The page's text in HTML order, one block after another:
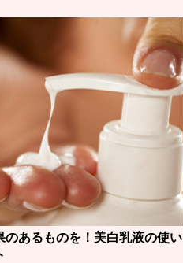
のあるものを！美白乳液の使い